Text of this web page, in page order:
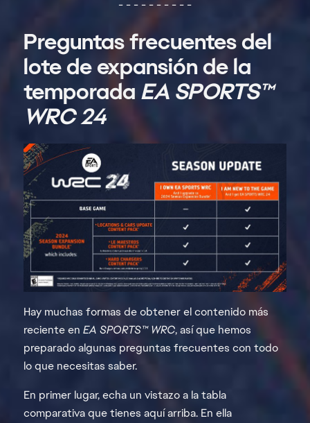
- - - - - - - - - -
Preguntas frecuentes del
lote de expansión de la
temporada EA SPORTS™
WRC24
Hay muchas formas de obtener el contenido más
reciente en EA SPORTS™ WRC, así que hemos
preparado algunas preguntas frecuentes con todo
lo que necesitas saber.
En primer lugar, echa un vistazo a la tabla
comparativa que tienes aquí arriba. En ella